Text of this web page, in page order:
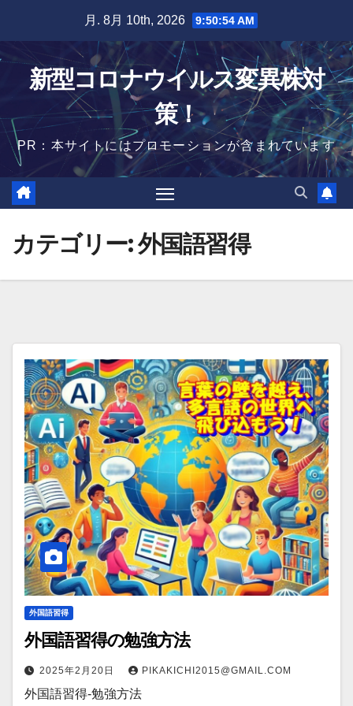
content
月. 8月 10th, 2026 9:50:54 AM
新型コロナウイルス変異株対
策！
PR：本サイトにはプロモーションが含まれています
カテゴリー:外国語習得
外国語習得
外国語習得の勉強方法
2025年2月20日 PIKAKICHI2015@GMAIL.COM
外国語習得-勉強方法